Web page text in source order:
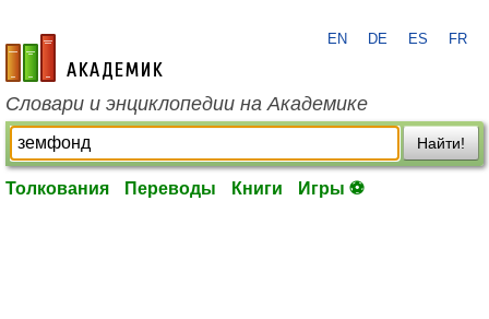
academic.ru
EN DE ES FR
Словари и энциклопедии на Академике
Найти!
Толкования Переводы Книги Игры ⚽